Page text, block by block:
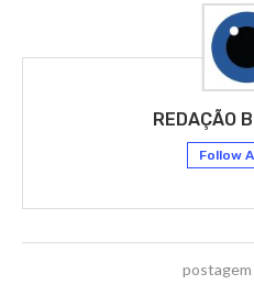
REDAÇÃO
Follow